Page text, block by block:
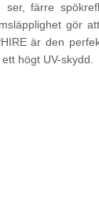
färre
gör
är den
högt UV-skydd.